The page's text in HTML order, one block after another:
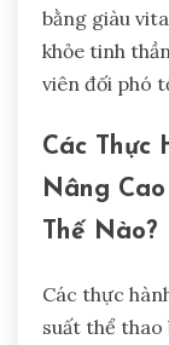
bằng giàu
khỏe tinh
viên đối phó
Các Thực
Nâng
Thế Nào?
Các thực
suất thể thao